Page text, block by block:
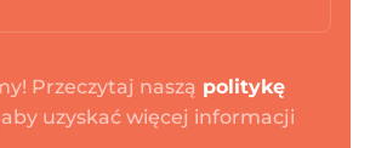
Przeczytaj naszą politykę
aby uzyskać więcej informacji